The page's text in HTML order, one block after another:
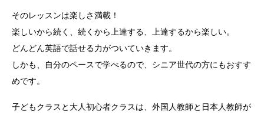
そのレッスンは楽しさ満載！
楽しいから続く、続くから上達する、上達するから楽しい。
どんどん英語で話せる力がついていきます。
しかも、自分のペースで学べるので、シニア世代の方にもおすす
めです。
子どもクラスと大人初心者クラスは、外国人教師と日本人教師が